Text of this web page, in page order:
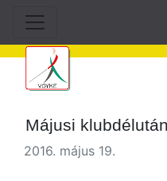
Májusi
2016. május 19.